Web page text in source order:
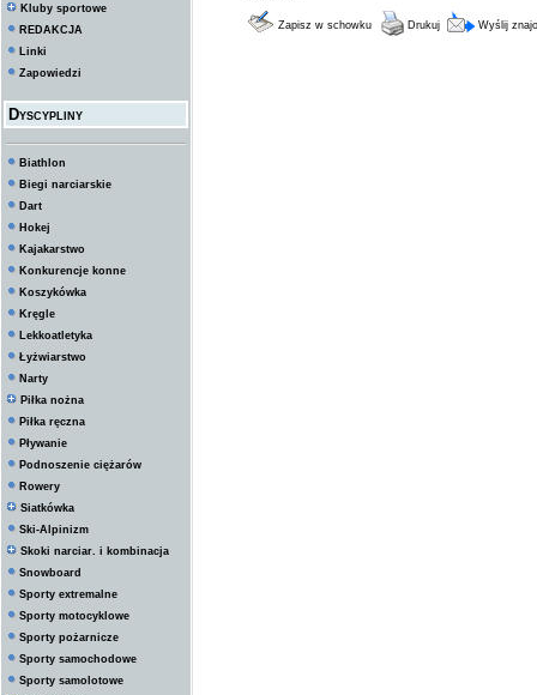
Kluby sportowe
REDAKCJA
Linki
Zapowiedzi
Dyscypliny
Biathlon
Biegi narciarskie
Dart
Hokej
Kajakarstwo
Konkurencje konne
Koszykówka
Kręgle
Lekkoatletyka
Łyżwiarstwo
Narty
Piłka nożna
Piłka ręczna
Pływanie
Podnoszenie ciężarów
Rowery
Siatkówka
Ski-Alpinizm
Skoki narciar. i kombinacja
Snowboard
Sporty extremalne
Sporty motocyklowe
Sporty pożarnicze
Sporty samochodowe
Sporty samolotowe
Zapisz w schowku Drukuj Wyślij